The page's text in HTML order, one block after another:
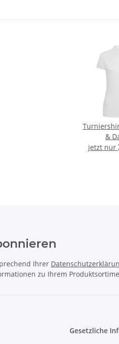
&
jetzt nur
Ihrer
zu Ihrem
Gesetzliche